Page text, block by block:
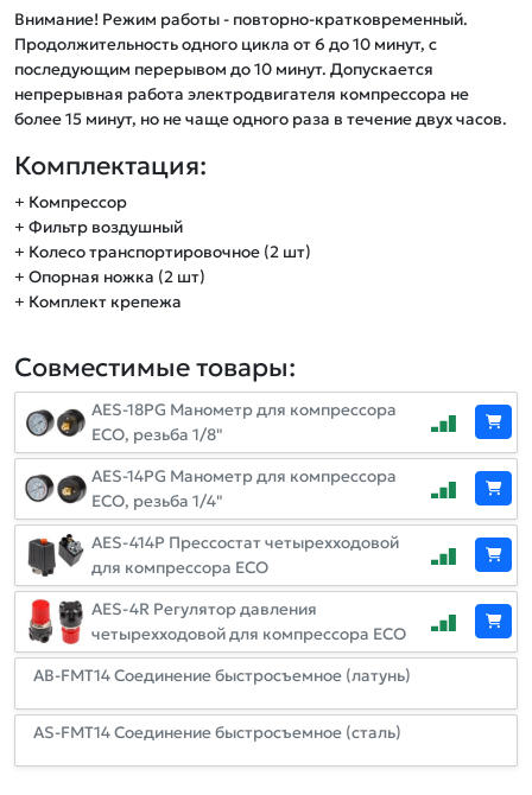
Внимание! Режим работы - повторно-кратковременный.
Продолжительность одного цикла от 6 до 10 минут, с
последующим перерывом до 10 минут. Допускается
непрерывная работа электродвигателя компрессора не
более 15 минут, но не чаще одного раза в течение двух часов.
Комплектация:
+ Компрессор
+ Фильтр воздушный
+ Колесо транспортировочное (2 шт)
+ Опорная ножка (2 шт)
+ Комплект крепежа
Совместимые товары:
AES-18PG Манометр для компрессора
ЕСО, резьба 1/8"
AES-14PG Манометр для компрессора
ЕСО, резьба 1/4"
AES-414P Прессостат четырехходовой
для компрессора ECO
AES-4R Регулятор давления
четырехходовой для компрессора ECO
AB-FMT14 Соединение быстросъемное (латунь)
AS-FMT14 Соединение быстросъемное (сталь)